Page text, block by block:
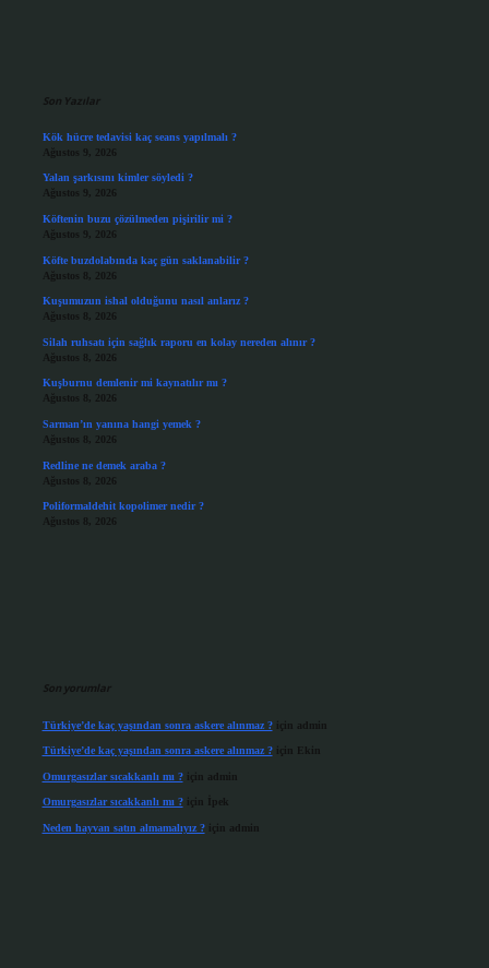
Son Yazılar
Kök hücre tedavisi kaç seans yapılmalı ?
Ağustos 9, 2026
Yalan şarkısını kimler söyledi ?
Ağustos 9, 2026
Köftenin buzu çözülmeden pişirilir mi ?
Ağustos 9, 2026
Köfte buzdolabında kaç gün saklanabilir ?
Ağustos 8, 2026
Kuşumuzun ishal olduğunu nasıl anlarız ?
Ağustos 8, 2026
Silah ruhsatı için sağlık raporu en kolay nereden alınır ?
Ağustos 8, 2026
Kuşburnu demlenir mi kaynatılır mı ?
Ağustos 8, 2026
Sarman’ın yanına hangi yemek ?
Ağustos 8, 2026
Redline ne demek araba ?
Ağustos 8, 2026
Poliformaldehit kopolimer nedir ?
Ağustos 8, 2026
Son yorumlar
Türkiye’de kaç yaşından sonra askere alınmaz ?için admin
Türkiye’de kaç yaşından sonra askere alınmaz ?için Ekin
Omurgasızlar sıcakkanlı mı ?için admin
Omurgasızlar sıcakkanlı mı ?için İpek
Neden hayvan satın almamalıyız ?için admin